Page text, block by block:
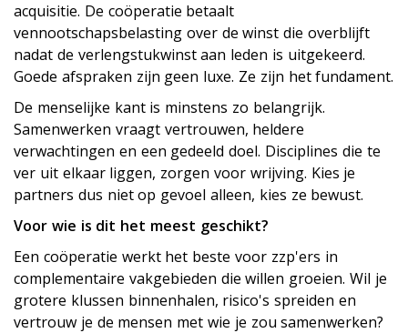
acquisitie. De coöperatie betaalt
vennootschapsbelasting over de winst die overblijft
nadat de verlengstukwinst aan leden is uitgekeerd.
Goede afspraken zijn geen luxe. Ze zijn het fundament.
De menselijke kant is minstens zo belangrijk.
Samenwerken vraagt vertrouwen, heldere
verwachtingen en een gedeeld doel. Disciplines die te
ver uit elkaar liggen, zorgen voor wrijving. Kies je
partners dus niet op gevoel alleen, kies ze bewust.
Voor wie is dit het meest geschikt?
Een coöperatie werkt het beste voor zzp'ers in
complementaire vakgebieden die willen groeien. Wil je
grotere klussen binnenhalen, risico's spreiden en
vertrouw je de mensen met wie je zou samenwerken?